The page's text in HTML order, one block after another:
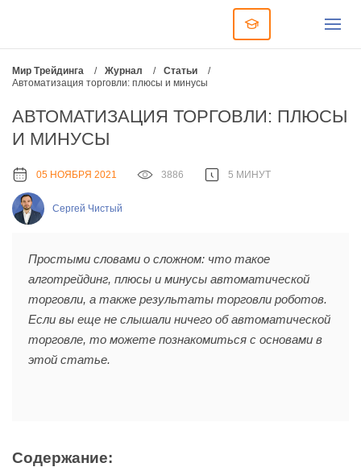
Мир Трейдинга / Журнал / Статьи
/
Автоматизация торговли: плюсы и минусы
АВТОМАТИЗАЦИЯ ТОРГОВЛИ: ПЛЮСЫ
И МИНУСЫ
05 НОЯБРЯ 2021 3886 5 МИНУТ
Сергей Чистый
Простыми словами о сложном: что такое
алготрейдинг, плюсы и минусы автоматической
торговли, а также результаты торговли роботов.
Если вы еще не слышали ничего об автоматической
торговле, то можете познакомиться с основами в
этой статье.
Содержание: